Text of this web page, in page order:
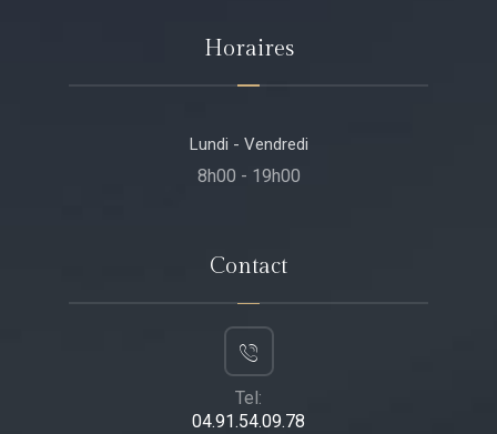
Horaires
Lundi - Vendredi
8h00 - 19h00
Contact
Tel:
04.91.54.09.78